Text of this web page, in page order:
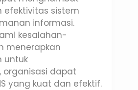
efektivitas sistem
informasi.
kesalahan-
menerapkan
untuk
organisasi dapat
yang kuat dan efektif.